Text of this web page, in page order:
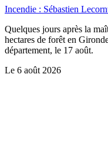
Incendie : Sébastien
Quelques jours après la
hectares de forêt en
département, le 17 août.
Le 6 août 2026